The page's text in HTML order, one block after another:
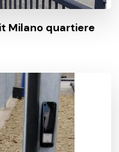
Milano quartiere